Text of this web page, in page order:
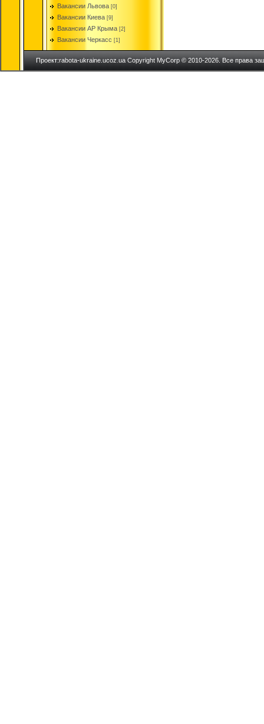
Вакансии Львова [0]
Вакансии Киева [9]
Вакансии АР Крыма [2]
Вакансии Черкасс [1]
Проект:rabota-ukraine.ucoz.ua Copyright MyCorp © 2010-2026. Все права